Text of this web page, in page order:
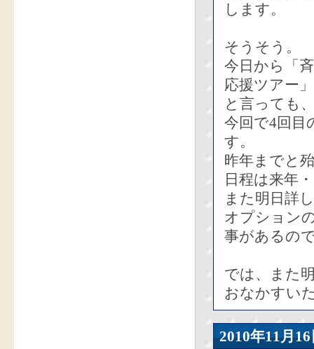
します。
そうそう。
今日から「
応援ツアー
と言っても
今回で4回目
す。
昨年までと
日程は来年
また明日詳
オプション
事があるの
では、また
おなかすい
2010年11